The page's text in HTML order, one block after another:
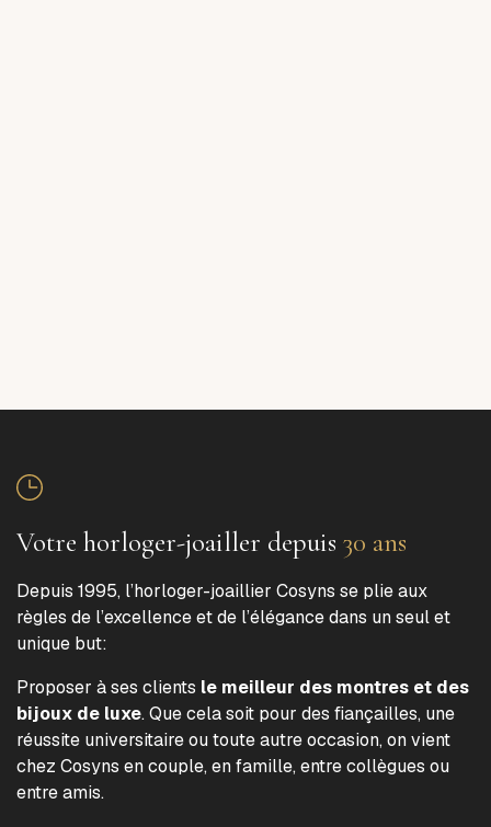
Votre horloger-joailler depuis 30 ans
Depuis 1995, l’horloger-joaillier Cosyns se plie aux
règles de l’excellence et de l’élégance dans un seul et
unique but:
Proposer à ses clients le meilleur des montres et des
bijoux de luxe. Que cela soit pour des fiançailles, une
réussite universitaire ou toute autre occasion, on vient
chez Cosyns en couple, en famille, entre collègues ou
entre amis.